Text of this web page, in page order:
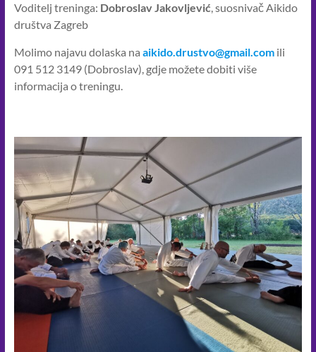
Voditelj treninga: Dobroslav Jakovljević, suosnivač Aikido
društva Zagreb
Molimo najavu dolaska na aikido.drustvo@gmail.comili
091 512 3149 (Dobroslav), gdje možete dobiti više
informacija o treningu.